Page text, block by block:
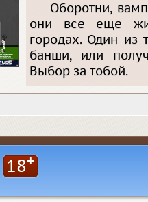
Оборотни,
они все еще
городах. Один из
банши, или
Выбор за тобой.
18+